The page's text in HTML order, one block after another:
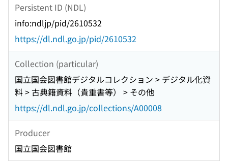
Persistent ID (NDL)
info:ndljp/pid/2610532
https://dl.ndl.go.jp/pid/2610532
Collection (particular)
国立国会図書館デジタルコレクション > デジタル化資
料 > 古典籍資料（貴重書等） > その他
https://dl.ndl.go.jp/collections/A00008
Producer
国立国会図書館